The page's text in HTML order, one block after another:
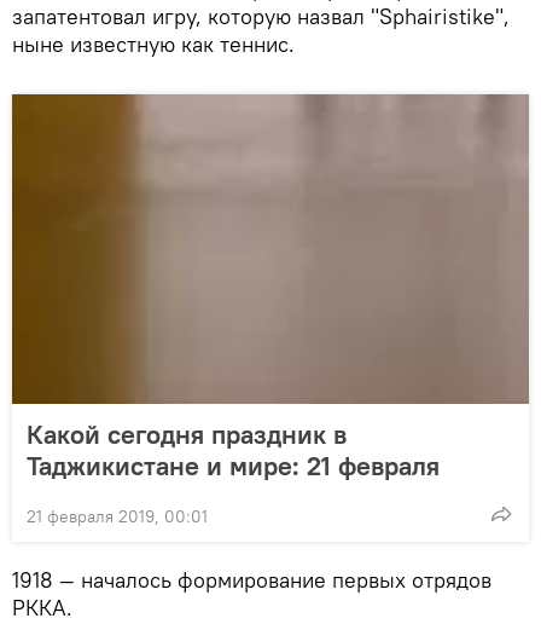
запатентовал игру, которую назвал "Sphairistike",
ныне известную как теннис.
Какой сегодня праздник в
Таджикистане и мире: 21 февраля
21 февраля 2019, 00:01
1918 — началось формирование первых отрядов
РККА.